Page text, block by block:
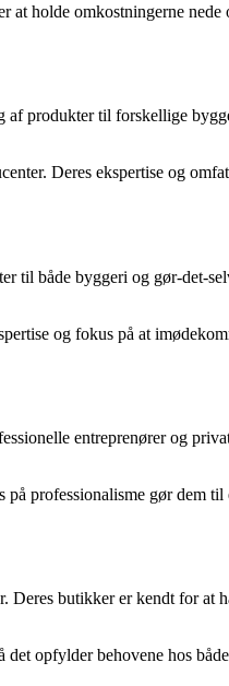
holde omkostningerne
produkter til forskellige
Deres ekspertise og
til både byggeri og gør-det-
og fokus på at
entreprenører og
professionalisme gør dem
butikker er kendt for at
opfylder behovene hos